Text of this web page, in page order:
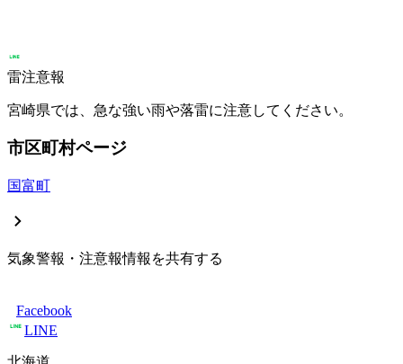
雷注意報
宮崎県では、急な強い雨や落雷に注意してください。
市区町村ページ
国富町
気象警報・注意報情報を共有する
Facebook
LINE